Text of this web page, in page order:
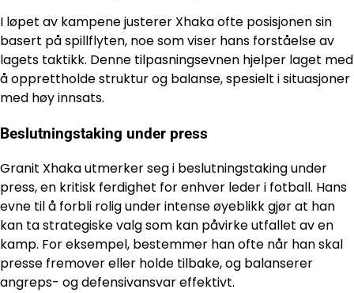
I løpet av kampene justerer Xhaka ofte posisjonen sin
basert på spillflyten, noe som viser hans forståelse av
lagets taktikk. Denne tilpasningsevnen hjelper laget med
å opprettholde struktur og balanse, spesielt i situasjoner
med høy innsats.
Beslutningstaking under press
Granit Xhaka utmerker seg i beslutningstaking under
press, en kritisk ferdighet for enhver leder i fotball. Hans
evne til å forbli rolig under intense øyeblikk gjør at han
kan ta strategiske valg som kan påvirke utfallet av en
kamp. For eksempel, bestemmer han ofte når han skal
presse fremover eller holde tilbake, og balanserer
angreps- og defensivansvar effektivt.